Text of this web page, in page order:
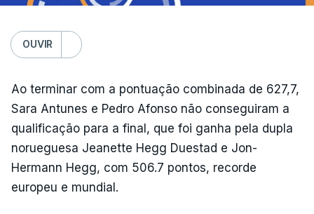
OUVIR
Ao terminar com a pontuação combinada de 627,7,
Sara Antunes e Pedro Afonso não conseguiram a
qualificação para a final, que foi ganha pela dupla
norueguesa Jeanette Hegg Duestad e Jon-
Hermann Hegg, com 506.7 pontos, recorde
europeu e mundial.